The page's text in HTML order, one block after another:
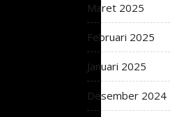
Maret 2025
Februari 2025
Januari 2025
Desember 2024